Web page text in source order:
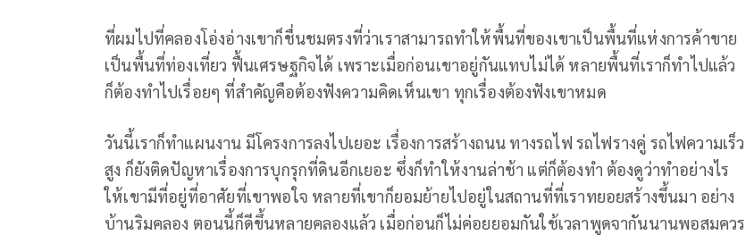
ที่ผมไปที่คลองโอ่งอ่างเขาก็ชื่นชมตรงที่ว่าเราสามารถทำให้พื้นที่ของเขาเป็นพื้นที่แห่งการค้าขาย
เป็นพื้นที่ท่องเที่ยว ฟื้นเศรษฐกิจได้ เพราะเมื่อก่อนเขาอยู่กันแทบไม่ได้ หลายพื้นที่เราก็ทำไปแล้ว
ก็ต้องทำไปเรื่อยๆ ที่สำคัญคือต้องฟังความคิดเห็นเขา ทุกเรื่องต้องฟังเขาหมด
วันนี้เราก็ทำแผนงาน มีโครงการลงไปเยอะ เรื่องการสร้างถนน ทางรถไฟ รถไฟรางคู่ รถไฟความเร็ว
สูง ก็ยังติดปัญหาเรื่องการบุกรุกที่ดินอีกเยอะ ซึ่งก็ทำให้งานล่าช้า แต่ก็ต้องทำ ต้องดูว่าทำอย่างไร
ให้เขามีที่อยู่ที่อาศัยที่เขาพอใจ หลายที่เขาก็ยอมย้ายไปอยู่ในสถานที่ที่เราทยอยสร้างขึ้นมา อย่าง
บ้านริมคลอง ตอนนี้ก็ดีขึ้นหลายคลองแล้ว เมื่อก่อนก็ไม่ค่อยยอมกันใช้เวลาพูดจากันนานพอสมควร